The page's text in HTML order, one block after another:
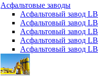
Асфальтовые заводы
Асфальтовый завод
Асфальтовый завод
Асфальтовый завод
Асфальтовый завод
Асфальтовый завод